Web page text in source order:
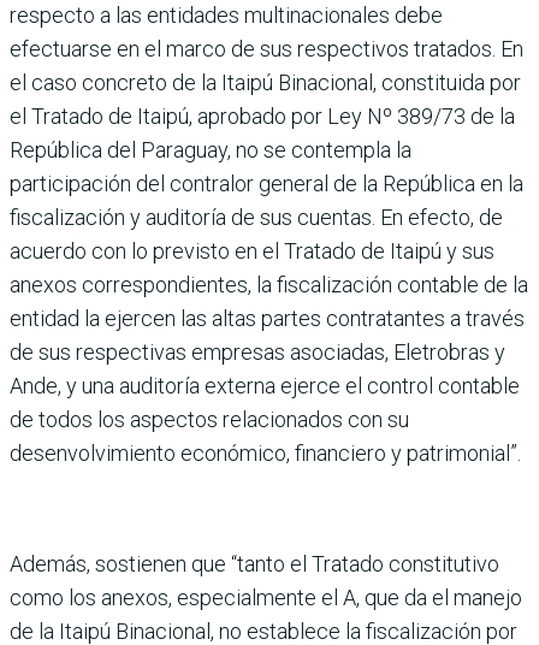
respecto a las entidades multinacionales debe
efectuarse en el marco de sus respectivos tratados. En
el caso concreto de la Itaipú Binacional, constituida por
el Tratado de Itaipú, aprobado por Ley Nº 389/73 de la
República del Paraguay, no se contempla la
participación del contralor general de la República en la
fiscalización y auditoría de sus cuentas. En efecto, de
acuerdo con lo previsto en el Tratado de Itaipú y sus
anexos correspondientes, la fiscalización contable de la
entidad la ejercen las altas partes contratantes a través
de sus respectivas empresas asociadas, Eletrobras y
Ande, y una auditoría externa ejerce el control contable
de todos los aspectos relacionados con su
desenvolvimiento económico, financiero y patrimonial”.
Además, sostienen que “tanto el Tratado constitutivo
como los anexos, especialmente el A, que da el manejo
de la Itaipú Binacional, no establece la fiscalización por